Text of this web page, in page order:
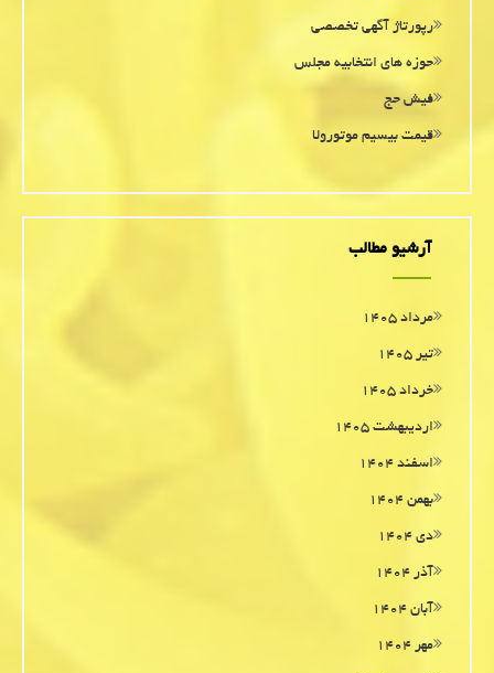
رپورتاژ آگهی تخصصی
حوزه های انتخابیه مجلس
فیش حج
قیمت بیسیم موتورولا
آرشیو مطالب
مرداد ۱۴۰۵
تیر ۱۴۰۵
خرداد ۱۴۰۵
اردیبهشت ۱۴۰۵
اسفند ۱۴۰۴
بهمن ۱۴۰۴
دی ۱۴۰۴
آذر ۱۴۰۴
آبان ۱۴۰۴
مهر ۱۴۰۴